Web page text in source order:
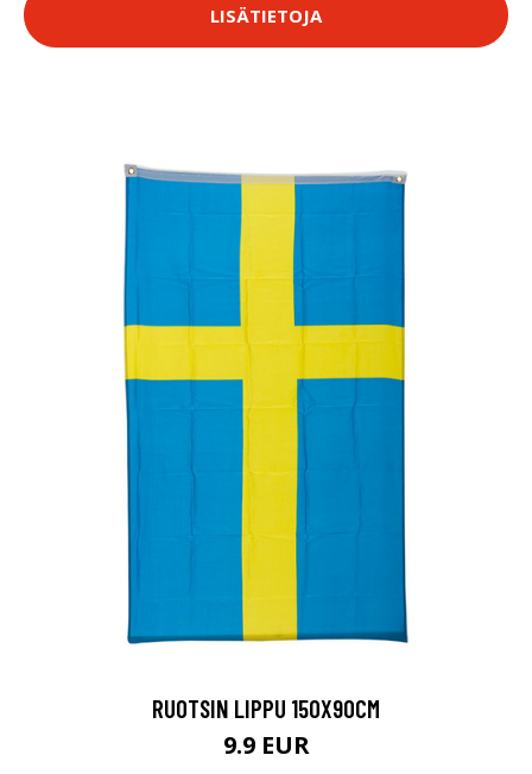
LISÄTIETOJA
RUOTSIN LIPPU 150X90CM
9.9 EUR